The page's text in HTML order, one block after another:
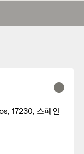
17230, 스페인